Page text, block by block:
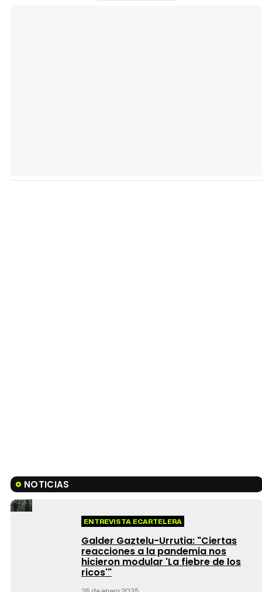
NOTICIAS
ENTREVISTA ECARTELERA
Galder Gaztelu-Urrutia: "Ciertas
reacciones a la pandemia nos
hicieron modular 'La fiebre de los
ricos'"